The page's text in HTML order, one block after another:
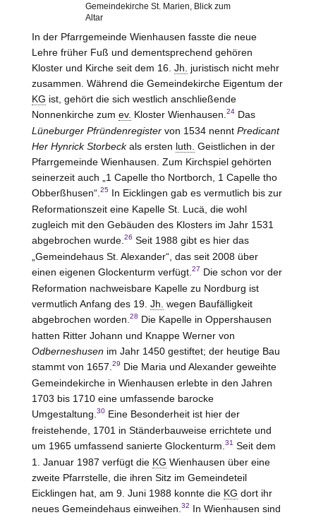
Gemeindekirche St. Marien, Blick zum
Altar
In der Pfarrgemeinde Wienhausen fasste die neue
Lehre früher Fuß und dementsprechend gehören
Kloster und Kirche seit dem 16. Jh.
juristisch nicht mehr
zusammen. Während die Gemeindekirche Eigentum der
KG ist, gehört die sich westlich anschließende
Nonnenkirche zum ev. Kloster Wienhausen 24Das
Lüneburger Pfründenregistervon 1534 nennt Predicant
Her Hynrick Storbeckals ersten luth. Geistlichen in der
Pfarrgemeinde Wienhausen. Zum Kirchspiel gehörten
seinerzeit auch „1 Capelle tho Nortborch, 1 Capelle tho
Obberßhusen“. 25In Eicklingen gab es vermutlich bis zur
Reformationszeit eine Kapelle St. Lucä, die wohl
zugleich mit den Gebäuden des Klosters im Jahr 1531
abgebrochen wurde. 26 Seit 1988 gibt es hier das
„Gemeindehaus St. Alexander“, das seit 2008 über
einen eigenen Glockenturm verfügt. 27 Die schon vor der
Reformation nachweisbare Kapelle zu Nordburg ist
vermutlich Anfang des 19. Jh. wegen Baufälligkeit
abgebrochen worden. 28 Die Kapelle in Oppershausen
hatten Ritter Johann und Knappe Werner von
Odberneshusen im Jahr 1450 gestiftet; der heutige Bau
stammt von 1657. 29 Die Maria und Alexander geweihte
Gemeindekirche in Wienhausen erlebte in den Jahren
1703 bis 1710 eine umfassende barocke
Umgestaltung. 30Eine Besonderheit ist hier der
freistehende, 1701 in Ständerbauweise errichtete und
um 1965 umfassend sanierte Glockenturm. 31 Seit dem
1. Januar 1987 verfügt die KG Wienhausen über eine
zweite Pfarrstelle, die ihren Sitz im Gemeindeteil
Eicklingen hat, am 9. Juni 1988 konnte die KG dort ihr
neues Gemeindehaus einweihen. 32 In Wienhausen sind